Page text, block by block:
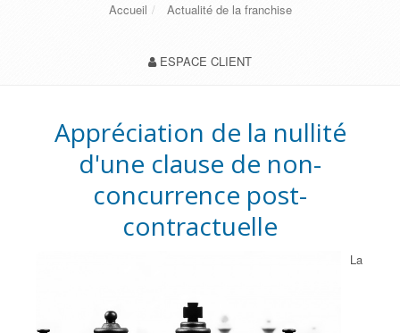
Accueil Actualité de la franchise
ESPACE CLIENT
Appréciation de la nullité
d'une clause de non-
concurrence post-
contractuelle
La